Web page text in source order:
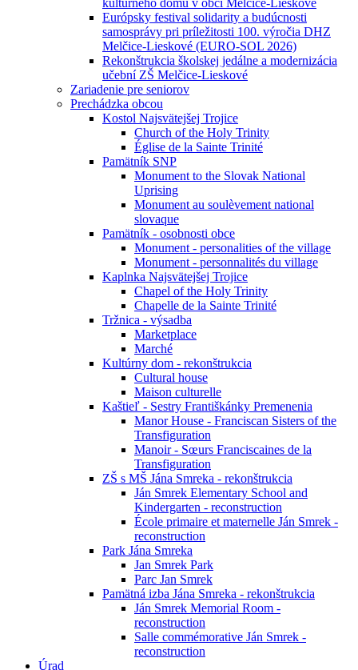
kultúrneho domu v obci Melčice-Lieskové
Európsky festival solidarity a budúcnosti
samosprávy pri príležitosti 100. výročia DHZ
Melčice-Lieskové (EURO-SOL 2026)
Rekonštrukcia školskej jedálne a modernizácia
učební ZŠ Melčice-Lieskové
Zariadenie pre seniorov
Prechádzka obcou
Kostol Najsvätejšej Trojice
Church of the Holy Trinity
Église de la Sainte Trinité
Pamätník SNP
Monument to the Slovak National
Uprising
Monument au soulèvement national
slovaque
Pamätník - osobnosti obce
Monument - personalities of the village
Monument - personnalités du village
Kaplnka Najsvätejšej Trojice
Chapel of the Holy Trinity
Chapelle de la Sainte Trinité
Tržnica - výsadba
Marketplace
Marché
Kultúrny dom - rekonštrukcia
Cultural house
Maison culturelle
Kaštieľ - Sestry Františkánky Premenenia
Manor House - Franciscan Sisters of the
Transfiguration
Manoir - Sœurs Franciscaines de la
Transfiguration
ZŠ s MŠ Jána Smreka - rekonštrukcia
Ján Smrek Elementary School and
Kindergarten - reconstruction
École primaire et maternelle Ján Smrek -
reconstruction
Park Jána Smreka
Jan Smrek Park
Parc Jan Smrek
Pamätná izba Jána Smreka - rekonštrukcia
Ján Smrek Memorial Room -
reconstruction
Salle commémorative Ján Smrek -
reconstruction
Úrad